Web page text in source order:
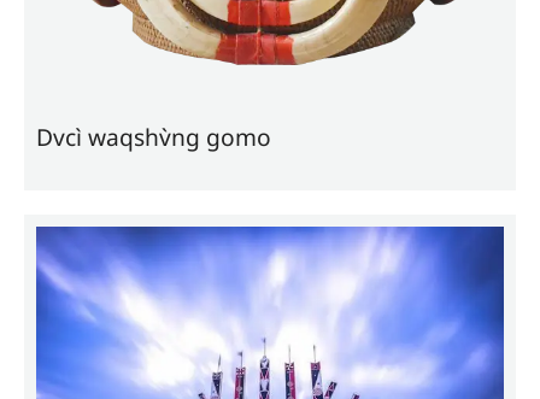
Dvcì waqshv̀ng gomo